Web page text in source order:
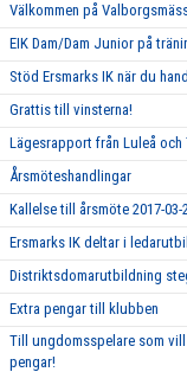
Välkommen på
EIK Dam/Dam Junior på
Stöd Ersmarks IK när du
Grattis till vinsterna!
Lägesrapport från Luleå och
Årsmöteshandlingar
Kallelse till årsmöte 2017-03-
Ersmarks IK deltar i
Distriktsdomarutbildning
Extra pengar till klubben
Till ungdomsspelare som
pengar!